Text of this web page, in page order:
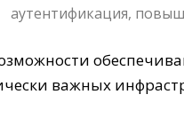
аутентификация,
важных